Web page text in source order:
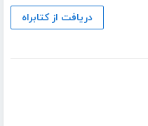
دریافت از کتابراه